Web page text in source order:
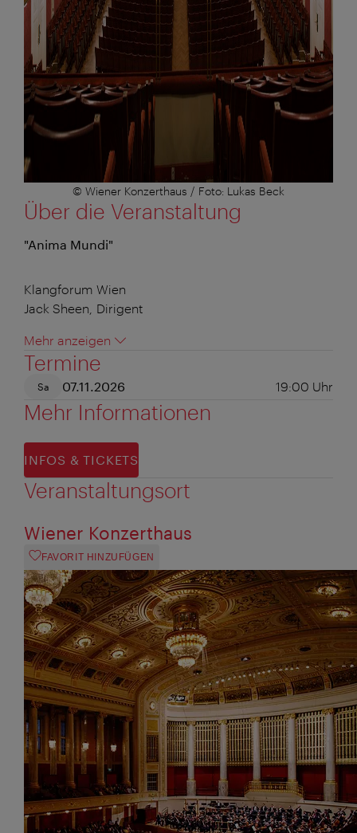
© Wiener Konzerthaus / Foto: Lukas Beck
Über die Veranstaltung
"Anima Mundi"
Klangforum Wien
Jack Sheen, Dirigent
Mehr anzeigen
Termine
Sa 07.11.2026 19:00 Uhr
Mehr Informationen
INFOS & TICKETS
Veranstaltungsort
Wiener Konzerthaus
FAVORIT HINZUFÜGEN